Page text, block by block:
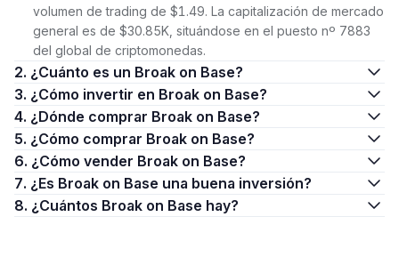
volumen de trading de $1.49. La capitalización de mercado
general es de $30.85K, situándose en el puesto nº 7883
del global de criptomonedas.
2. ¿Cuánto es un Broak on Base?
3. ¿Cómo invertir en Broak on Base?
4. ¿Dónde comprar Broak on Base?
5. ¿Cómo comprar Broak on Base?
6. ¿Cómo vender Broak on Base?
7. ¿Es Broak on Base una buena inversión?
8. ¿Cuántos Broak on Base hay?